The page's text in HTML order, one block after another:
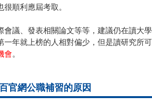
順利應屆考取。
議、發表相關論文等等，建議仍在讀大學
一年就上榜的人相對偏少，但是讀研究所
會。
官網公職補習的原因